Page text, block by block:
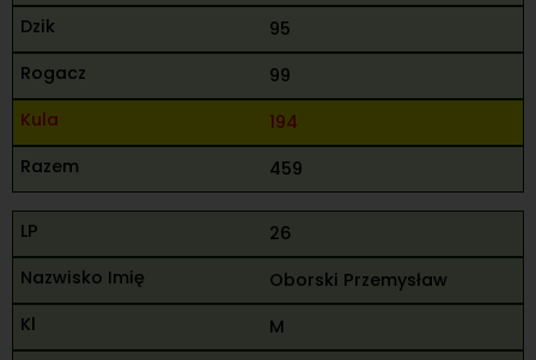
95
99
194
459
26
Oborski Przemysław
M